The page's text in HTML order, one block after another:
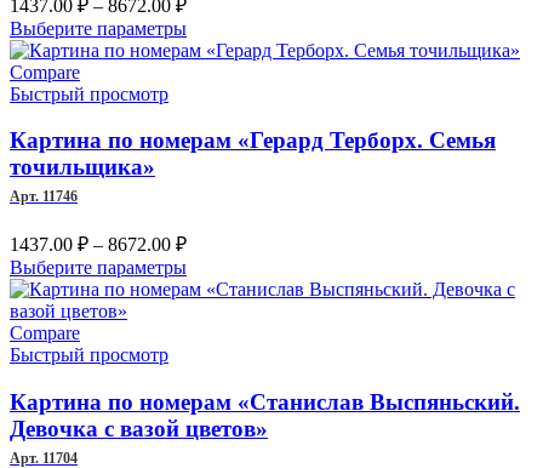
1437.00 ₽ – 8672.00 ₽
цен:
1437.00 ₽
Выберите параметрыЭтот
товар
Опции
можно
товара.
Compare
Быстрый просмотр
Картина по номерам «Герард Терборх. Семья
точильщика»
Арт. 11746
1437.00 ₽ – 8672.00 ₽Диапазон
цен:
1437.00 ₽
Выберите параметрыЭтот
товар
можно
выбрать
на
Compare
Быстрый просмотр
Картина по номерам «Станислав Выспяньский.
Девочка с вазой цветов»
Арт. 11704